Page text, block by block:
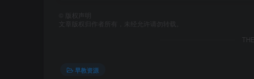
版权声明
文章版权归作者所有，未经允许请勿转载。
早教资源